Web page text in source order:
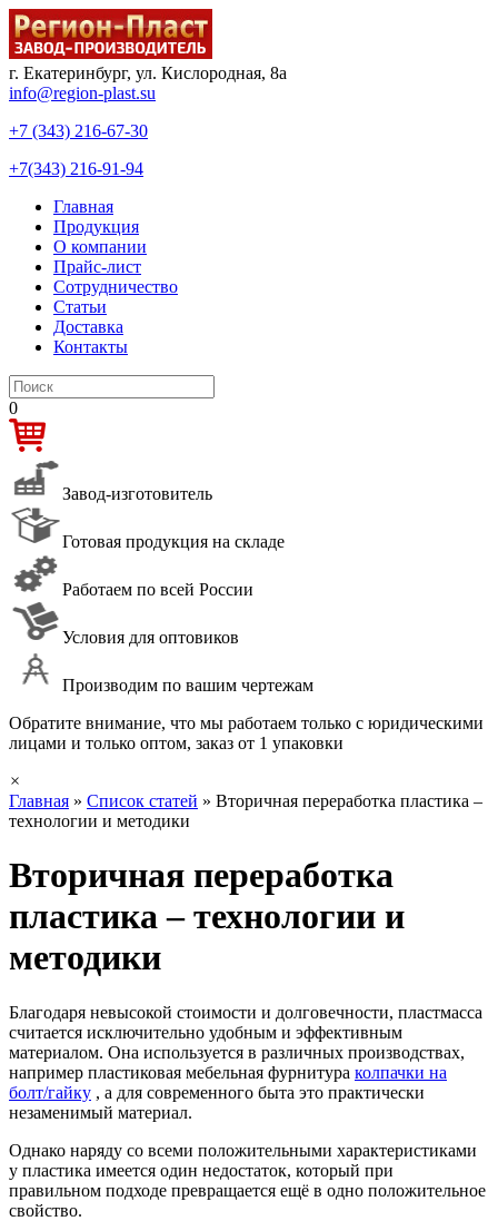
г. Екатеринбург, ул. Кислородная, 8а
info@region-plast.su
+7 (343) 216-67-30
+7(343) 216-91-94
Главная
Продукция
О компании
Прайс-лист
Сотрудничество
Статьи
Доставка
Контакты
0
Завод-изготовитель
Готовая продукция на складе
Работаем по всей России
Условия для оптовиков
Производим по вашим чертежам
Обратите внимание, что мы работаем только с юридическими
лицами и только оптом, заказ от 1 упаковки
×
Главная » Список статей » Вторичная переработка пластика –
технологии и методики
Вторичная переработка
пластика – технологии и
методики
Благодаря невысокой стоимости и долговечности, пластмасса
считается исключительно удобным и эффективным
материалом. Она используется в различных производствах,
например пластиковая мебельная фурнитура колпачки на
болт/гайку , а для современного быта это практически
незаменимый материал.
Однако наряду со всеми положительными характеристиками
у пластика имеется один недостаток, который при
правильном подходе превращается ещё в одно положительное
свойство.